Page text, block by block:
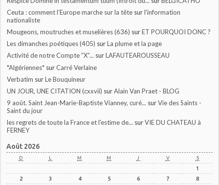
Ceuta : comment l’Europe marche sur la tête surl'information
nationaliste
Mougeons, moutruches et muselières (636) surET POURQUOI DONC ?
Les dimanches poétiques (405) surLa plume et la page
Activité de notre Compte ”X”... surLAFAUTEAROUSSEAU
*Algériennes* surCarré Verlaine
Verbatim surLe Bouquineur
UN JOUR, UNE CITATION (cxxvii) surAlain Van Praet - BLOG
9 août. Saint Jean-Marie-Baptiste Vianney, curé... surVie des Saints -
Saint du jour
les regrets de toute la France et l'estime de... surVIE DU CHATEAU à
FERNEY
Août 2026
D L M M J V S
1
2
3 4 5 6 7
8